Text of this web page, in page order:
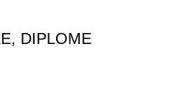
DIPLOME